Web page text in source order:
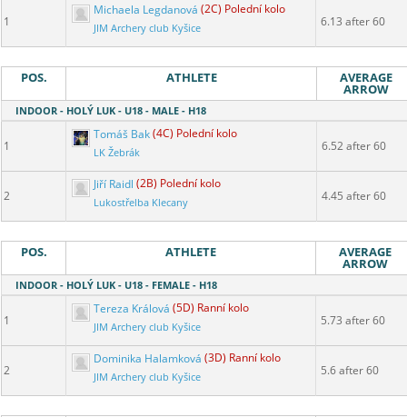
1
Michaela Legdanová (2C) Polední kolo
JIM Archery club Kyšice 6.13 after 60
POS. ATHLETE AVERAGE
ARROW
INDOOR - HOLÝ LUK - U18 - MALE - H18
1
Tomáš Bak(4C) Polední kolo
LK Žebrák 6.52 after 60
2
Jiří Raidl (2B) Polední kolo
Lukostřelba Klecany 4.45 after 60
POS. ATHLETE AVERAGE
ARROW
INDOOR - HOLÝ LUK - U18 - FEMALE - H18
1
Tereza Králová (5D) Ranní kolo
JIM Archery club Kyšice 5.73 after 60
2
Dominika Halamková (3D) Ranní kolo
JIM Archery club Kyšice 5.6 after 60